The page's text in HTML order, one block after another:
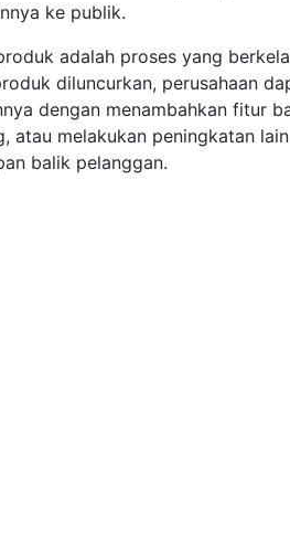
ke publik.
adalah proses yang
diluncurkan, perusahaan
dengan menambahkan fitur
atau melakukan peningkatan lain
balik pelanggan.